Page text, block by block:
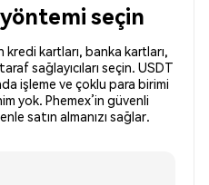
seçin
kredi kartları, banka kartları,
sağlayıcıları seçin. USDT
işleme ve çoklu para birimi
yok. Phemex’in güvenli
satın almanızı sağlar.